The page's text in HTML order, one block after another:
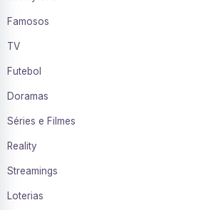
Famosos
TV
Futebol
Doramas
Séries e Filmes
Reality
Streamings
Loterias